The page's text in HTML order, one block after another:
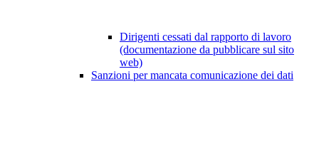
Dirigenti cessati dal rapporto di lavoro
(documentazione da pubblicare sul sito
web)
Sanzioni per mancata comunicazione dei dati